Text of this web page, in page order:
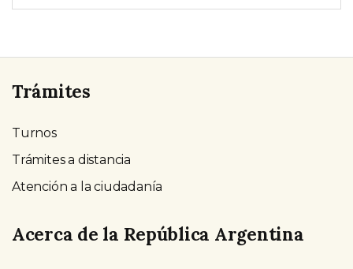
Trámites
Turnos
Trámites a distancia
Atención a la ciudadanía
Acerca de la República Argentina